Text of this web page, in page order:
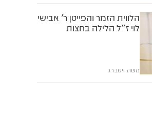
הלווית הזמר והפייטן ר' אבישי
לוי ז"ל הלילה בחצות
משה ויסברג